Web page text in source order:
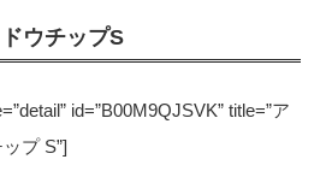
ウチップS
id=”B00M9QJSVK” title=”ア
プ S”]